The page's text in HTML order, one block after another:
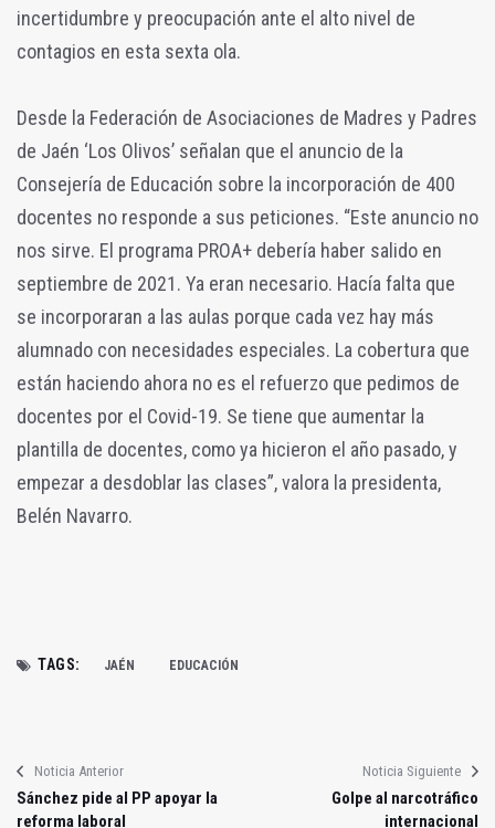
incertidumbre y preocupación ante el alto nivel de
contagios en esta sexta ola.
Desde la Federación de Asociaciones de Madres y Padres
de Jaén ‘Los Olivos’ señalan que el anuncio de la
Consejería de Educación sobre la incorporación de 400
docentes no responde a sus peticiones. “Este anuncio no
nos sirve. El programa PROA+ debería haber salido en
septiembre de 2021. Ya eran necesario. Hacía falta que
se incorporaran a las aulas porque cada vez hay más
alumnado con necesidades especiales. La cobertura que
están haciendo ahora no es el refuerzo que pedimos de
docentes por el Covid-19. Se tiene que aumentar la
plantilla de docentes, como ya hicieron el año pasado, y
empezar a desdoblar las clases”, valora la presidenta,
Belén Navarro.
TAGS: JAÉN EDUCACIÓN
Noticia Anterior
Sánchez pide al PP apoyar la
reforma laboral
Noticia Siguiente
Golpe al narcotráfico
internacional